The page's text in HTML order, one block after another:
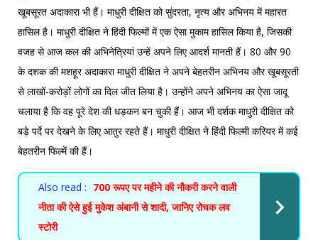
खूबसूरत अदाकारा भी हैं। माधुरी दीक्षित को सुंदरता, नृत्य और अभिनय में महारत
हासिल है। माधुरी दीक्षित ने हिंदी फिल्मों में एक ऐसा मुकाम हासिल किया है, जिसकी
वजह से आज कल की अभिनेत्रियां उन्हें अपने लिए आदर्श मानती हैं। 80 और 90
के दशक की मशहूर अदाकारा माधुरी दीक्षित ने अपने बेहतरीन अभिनय और खूबसूरती
से लाखों-करोड़ों लोगों का दिल जीत लिया है। उन्होंने अपने अभिनय का ऐसा जादू
चलाया है कि वह पूरे देश की धड़कन बन चुकी हैं। आज भी दर्शक माधुरी दीक्षित को
बड़े पर्दे पर देखने के लिए आतुर रहते हैं। माधुरी दीक्षित ने हिंदी फिल्मी करियर में कई
बेहतरीन फिल्में की हैं।
Also read : 700 रूपए पर महीने की नौकरी करने वाली
नीता की ऐसे हुई मुकेश अंबानी से शादी, जानिए रोचक लव
स्टोरी